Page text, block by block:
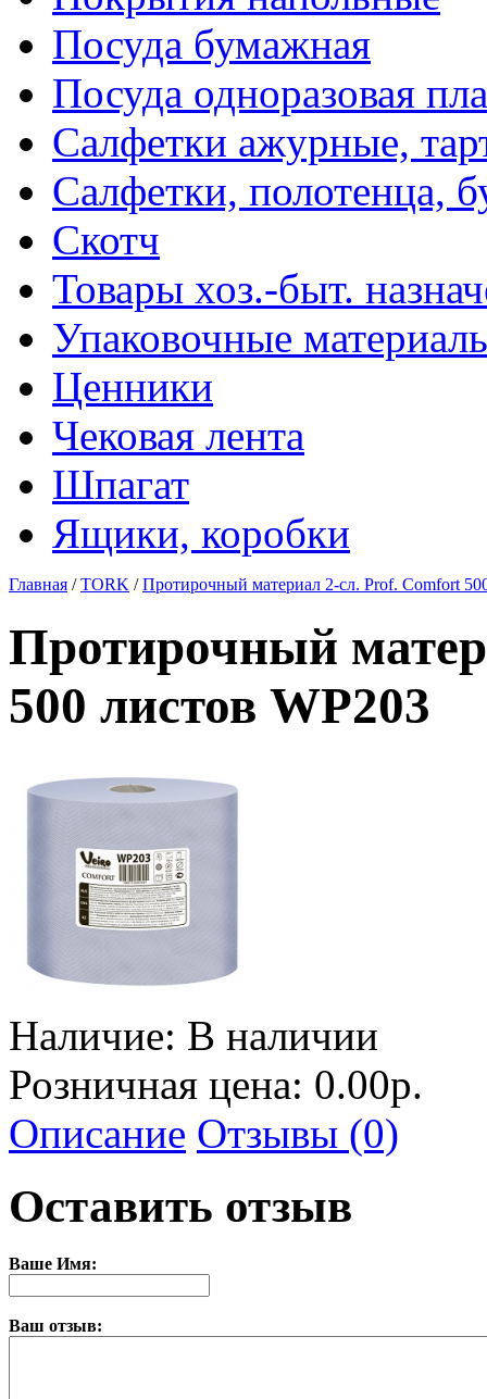
Посуда бумажная
Посуда одноразовая
Салфетки ажурные,
Салфетки, полотенца,
Скотч
Товары хоз.-быт.
Упаковочные
Ценники
Чековая лента
Шпагат
Ящики, коробки
Главная /TORK /Протирочный материал 2-сл. Prof. Comfort
Протирочный
500 листов WP203
Наличие: В наличии
Розничная цена: 0.00р.
Описание Отзывы (0)
Оставить отзыв
Ваше Имя:
Ваш отзыв: